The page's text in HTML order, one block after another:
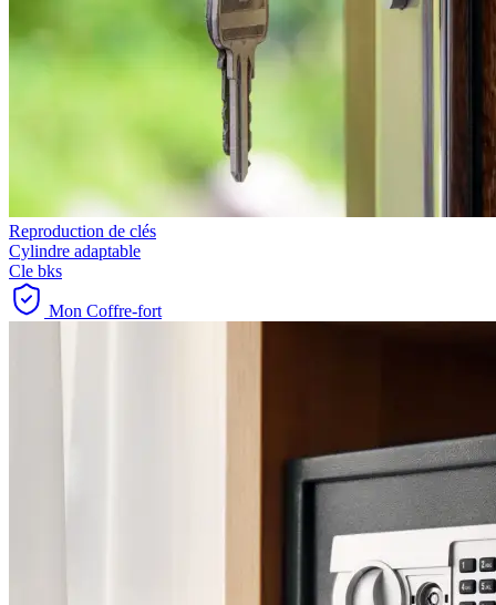
Reproduction de clés
Cylindre adaptable
Cle bks
Mon Coffre-fort